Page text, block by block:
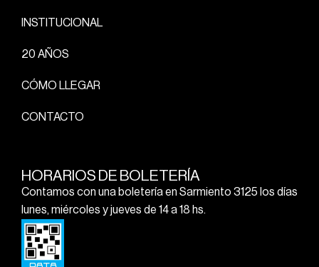
INSTITUCIONAL
20 AÑOS
CÓMO LLEGAR
CONTACTO
HORARIOS DE BOLETERÍA
Contamos con una boletería en Sarmiento 3125 los días
lunes, miércoles y jueves de 14 a 18 hs.